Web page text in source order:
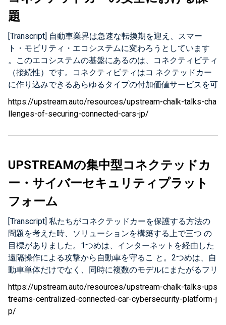
ルをセキュアな方法でUpstreamクラウドへ転送します。
エージェントを 使用することにより、コレクターから
よう 圧縮してバッファリングすることができます。ま
た、データセット全体が受信されていることを確 認する
こともできます。Upstreamサービスは、完全に匿名化さ
れたデータで実行されます。つまり 、データを送信する
前にコレクター自体がデータを匿名化することも、パケッ
トブローカーや匿名 化機能があるアプリケーション・サ
ーバからすでに匿名化された後のデータを送信することも
る情報（PII）が取り除かれたということを意味します 。
なアプリケーション・サーバのデータ…
に、個別メッセー ジのコンテンツに対してディープパケ
ット・インスペクションを実施し、すべてのメッセージの
確認します。プロトコル・エンジンはリアル タイムで動
作し、C4プラットフォームに流れてくるデータからリア
ルタイム・インシデントを生成 します。 プロトコル・エ
ンジンに続いて、より長期的にわたってストリーム分析を
用いたデータ解析をする ステートフル・エンジンへ移行
します。最初のステートフル・エンジンは、トランザクシ
ョン・サ イバーセキュリティ・エンジンです。Upstream
アクションを行う際に組み合わされる複数のメッセージを
リケーションなど単一のデータソースもしくは、複数のデ
ータソースの相関（ 例えば、モバイルアプリケーション
からテレマティクス・サービスまでのデータフロー）から
生じ ることがあります。例として、ユーザがモバイルア
プリケーションを利用して、リモートでドアを 開錠する
コマンドから始まるトランザクションを見ることができま
す。これにより、メッセージが モバイルサーバへ、そこ
からテレマティクス・サーバへ流れ、そして自動車へ到達
した後、ACK応答 がモバイルアプリに返されます。 この
具体例では、ユーザから自動車まで、そして自動車からユ
題
[Transcript] 自動車業界は急速な転換期を迎え、スマー
ト・モビリティ・エコシステムに変わろうとしています
。このエコシステムの基盤にあるのは、コネクティビティ
（接続性）です。コネクティビティはコ ネクテッドカー
に作り込みできるあらゆるタイプの付加価値サービスを可
能にします。スマート・ モビリティは、OEMだけでなく
付加価値サービスを提供する事業者にとっても多くの機会
を提供し ます。同時に、それはこれまで存在しなかった
サイバーセキュリティのリスクをもたらします。 5～10年
他のネットワークから物理的に隔 離されていたと言えま
す。簡単にいうと、外界から守られていました。ハッカー
が物理的に自動車 の近くにいない限り、侵入することは
ィ を導入した瞬間、すべてが変わります。したがって、
もし自動車のセキュリティ担当者に接続性の ない、いわ
ゆる「アンコネクテッドカー」にサイバーセキュリティの
問題があるかを尋ねたら、恐 らくその担当者は「何も問
題はありません、もしくはセキュリティリスクが非常に低
いです」と答 えるでしょう。しかし、同じ車にコネクテ
す。コネクティビティは、ハッカーが遠隔操作により自動
車に侵入し、同時に複数の車両にまたが るような被害を
引き起こすことを可能にします。それでは、コネクテッド
https://upstream.auto/resources/upstream-chalk-talks-cha
llenges-of-securing-connected-cars-jp/
UPSTREAMの集中型コネクテッドカ
ー・サイバーセキュリティプラット
フォーム
[Transcript] 私たちがコネクテッドカーを保護する方法の
問題を考えた時、ソリューションを構築する上で三つ の
目標がありました。1つめは、インターネットを経由した
遠隔操作による攻撃から自動車を守るこ と。2つめは、自
動車単体だけでなく、同時に複数のモデルにまたがるフリ
ート全体を守ること。そ して3つめの目標は、2～5年後に
工場から出荷される車両ではなく、いま現在、走行中の自
動車を守 ることでした。では、どうやってこの問題を解
決すればいいのでしょうか？ これら3つの要件のすべてを
https://upstream.auto/resources/upstream-chalk-talks-ups
treams-centralized-connected-car-cybersecurity-platform-j
p/